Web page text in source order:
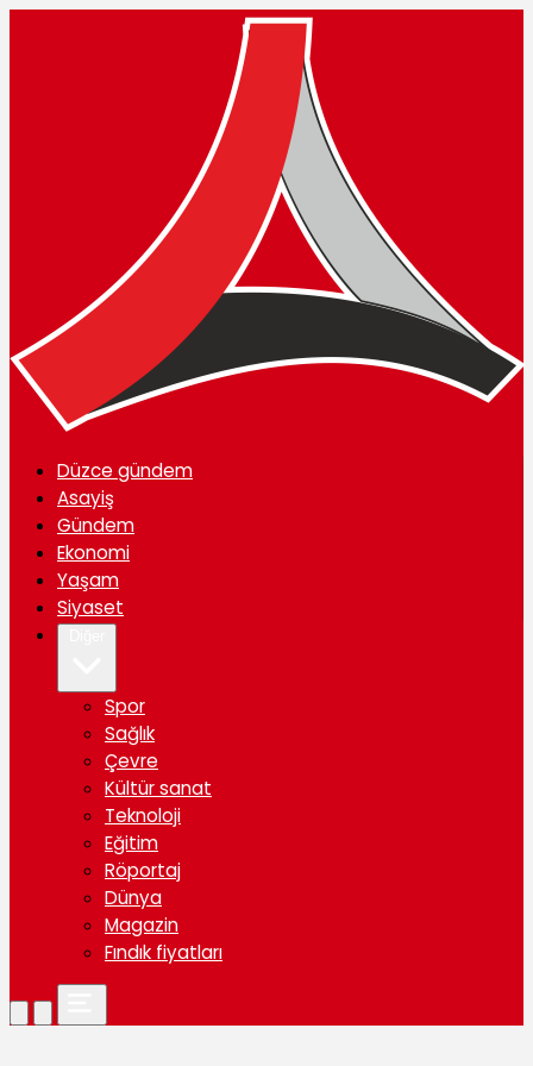
Düzce gündem
Asayiş
Gündem
Ekonomi
Yaşam
Siyaset
Spor
Sağlık
Çevre
Kültür sanat
Teknoloji
Eğitim
Röportaj
Dünya
Magazin
Fındık fiyatları